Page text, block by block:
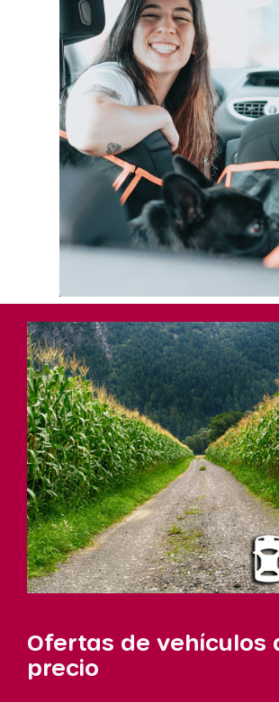
Ofertas de vehículos
precio